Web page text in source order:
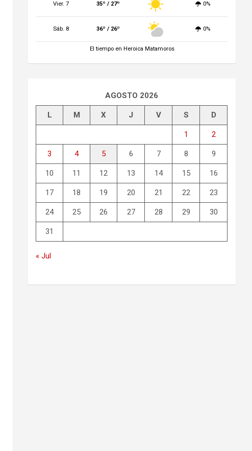
Vier. 7 35º / 27º 0%
Sáb. 8 36º / 26º 0%
El tiempo en Heroica Matamoros
AGOSTO 2026
L M X J V S D
1 2
3 4 5 6 7 8 9
10 11 12 13 14 15 16
17 18 19 20 21 22 23
24 25 26 27 28 29 30
31
« Jul